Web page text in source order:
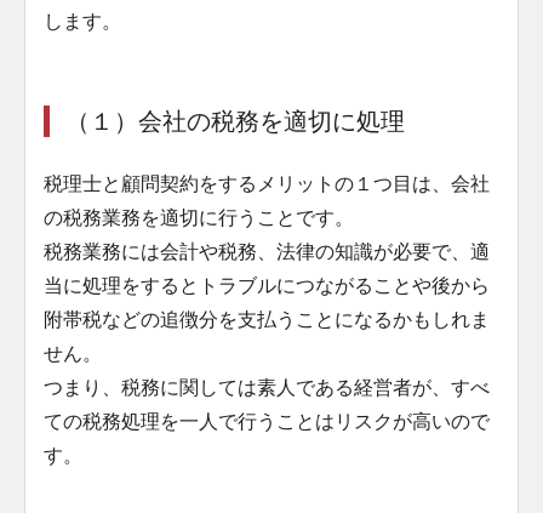
します。
（１）会社の税務を適切に処理
税理士と顧問契約をするメリットの１つ目は、会社
の税務業務を適切に行うことです。
税務業務には会計や税務、法律の知識が必要で、適
当に処理をするとトラブルにつながることや後から
附帯税などの追徴分を支払うことになるかもしれま
せん。
つまり、税務に関しては素人である経営者が、すべ
ての税務処理を一人で行うことはリスクが高いので
す。